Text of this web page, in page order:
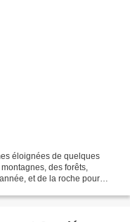
éloignées de quelques
des forêts,
et de la roche pour